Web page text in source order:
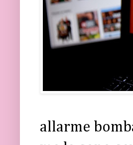
allarme